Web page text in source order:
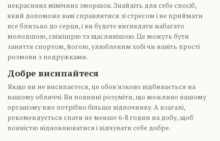
некрасивих мімічних зморшок. Знайдіть для себе спосіб,
який допоможе вам справлятися зі стресом і не приймати
все близько до серця, і ви будете виглядати набагато
молодшою, свіжішрю та щасливішою. Це можуть бути
заняття спортом, йогою, улюбленим хобі чи навіть прості
розмови з подружками.
Добре висипайтеся
Якщо ви не висипаєтеся, це обов'язково відбивається на
вашому обличчі. Ви повинні розуміти, що можливо вашому
організму вже потрібно більше відпочинку. А взагалі,
рекомендується спати не менше 6-8 годин на добу, щоб
повністю відновлюватися і відчувати себе добре.